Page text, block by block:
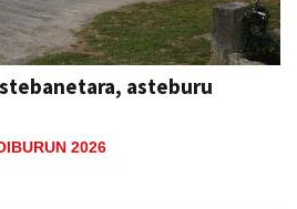
asteburu
2026